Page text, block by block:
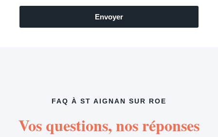
Envoyer
FAQ À ST AIGNAN SUR ROE
Vos questions, nos réponses